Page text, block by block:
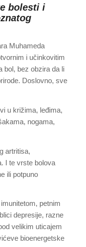
bolesti i
Muhameda
i učinkovitim
bol, bez obzira da li
Doslovno, sve
u križima, leđima,
nogama,
artritisa,
I te vrste bolova
ili potpuno
petnim
depresije, razne
velikim uticajem
bioenergetske